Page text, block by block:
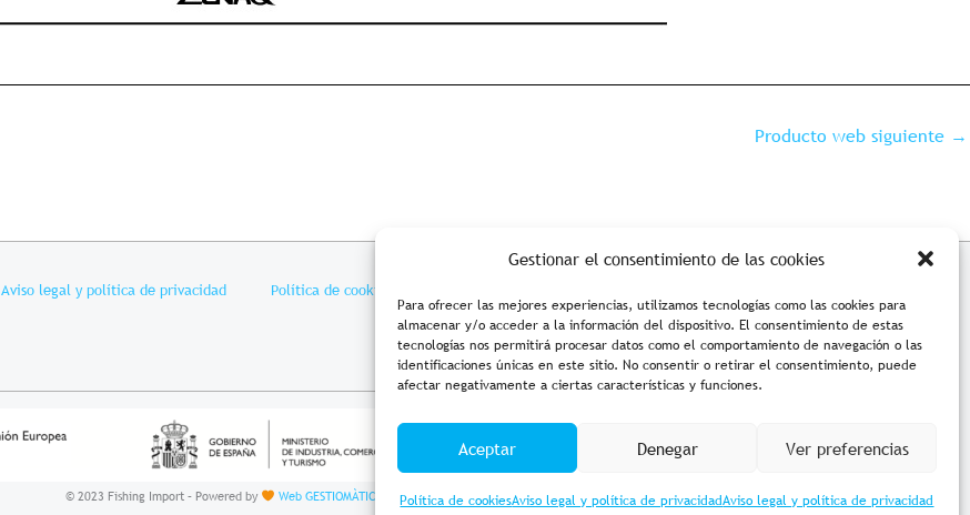
Gestionar el consentimiento de las cookies
Para ofrecer las mejores experiencias, utilizamos tecnologías como las cookies para
almacenar y/o acceder a la información del dispositivo. El consentimiento de estas
tecnologías nos permitirá procesar datos como el comportamiento de navegación o las
identificaciones únicas en este sitio. No consentir o retirar el consentimiento, puede
afectar negativamente a ciertas características y funciones.
Aceptar Denegar Ver preferencias
Política de cookiesAviso legal y política de privacidadAviso legal y política de privacidad
Producto web siguiente →
Aviso legal y política de privacidad Política de cookies
© 2023 Fishing Import – Powered by Web GESTIOMÀTICA